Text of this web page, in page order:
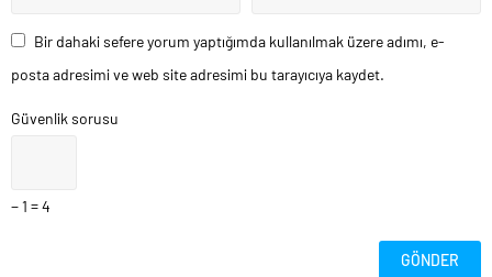
Bir dahaki sefere yorum yaptığımda kullanılmak üzere adımı, e-
posta adresimi ve web site adresimi bu tarayıcıya kaydet.
Güvenlik sorusu
− 1 = 4